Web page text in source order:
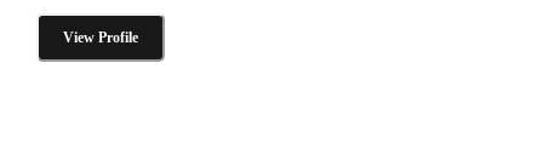
View Profile